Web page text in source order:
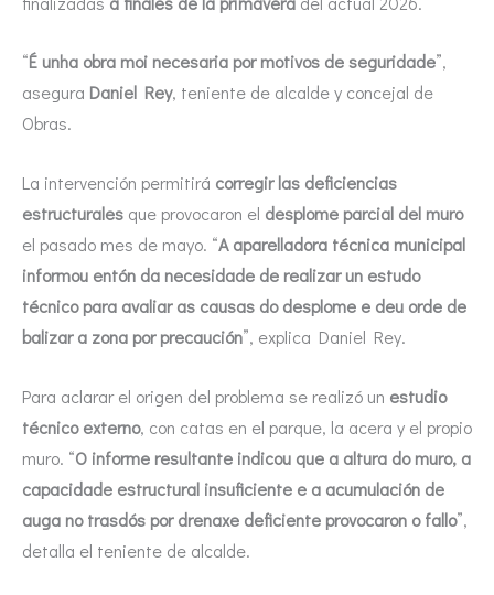
“É unha obra moi necesaria por motivos de seguridade”,
asegura Daniel Rey, teniente de alcalde y concejal de
Obras.
La intervención permitirá corregir las deficiencias
estructurales que provocaron el desplome parcial del muro
el pasado mes de mayo. “A aparelladora técnica municipal
informou entón da necesidade de realizar un estudo
técnico para avaliar as causas do desplome e deu orde de
balizar a zona por precaución”, explica Daniel Rey.
Para aclarar el origen del problema se realizó un estudio
técnico externo, con catas en el parque, la acera y el propio
muro. “O informe resultante indicou que a altura do muro, a
capacidade estructural insuficiente e a acumulación de
auga no trasdós por drenaxe deficiente provocaron o fallo”,
detalla el teniente de alcalde.